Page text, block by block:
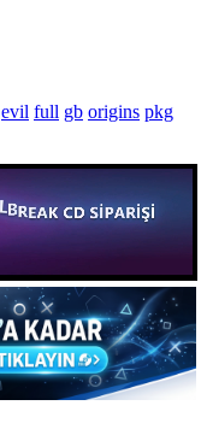
evil full gb origins pkg